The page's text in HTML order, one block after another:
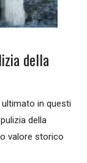
della
in questi
della
valore storico